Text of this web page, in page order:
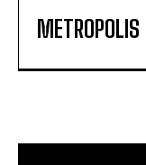
METROPOLIS